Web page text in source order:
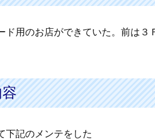
ド用のお店ができていた。前は
下記のメンテをした